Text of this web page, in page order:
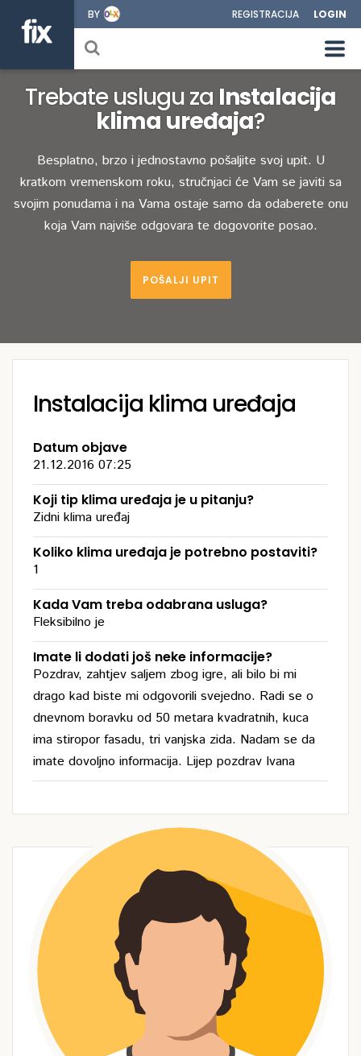
BY REGISTRACIJA LOGIN
Trebate uslugu za Instalacija
klima uređaja?
Besplatno, brzo i jednostavno pošaljite svoj upit. U
kratkom vremenskom roku, stručnjaci će Vam se javiti sa
svojim ponudama i na Vama ostaje samo da odaberete onu
koja Vam najviše odgovara te dogovorite posao.
POŠALJI UPIT
Instalacija klima uređaja
Datum objave
21.12.2016 07:25
Koji tip klima uređaja je u pitanju?
Zidni klima uređaj
Koliko klima uređaja je potrebno postaviti?
1
Kada Vam treba odabrana usluga?
Fleksibilno je
Imate li dodati još neke informacije?
Pozdrav, zahtjev saljem zbog igre, ali bilo bi mi
drago kad biste mi odgovorili svejedno. Radi se o
dnevnom boravku od 50 metara kvadratnih, kuca
ima stiropor fasadu, tri vanjska zida. Nadam se da
imate dovoljno informacija. Lijep pozdrav Ivana